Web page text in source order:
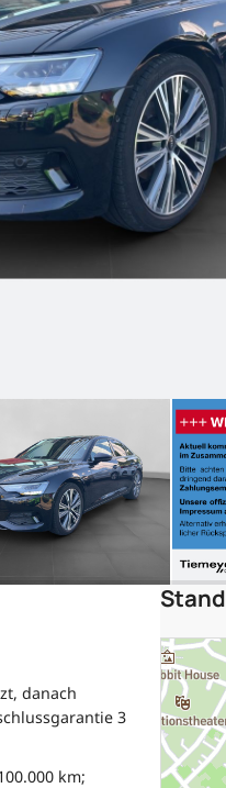
danach
3
km;